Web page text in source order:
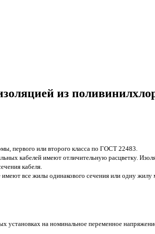
из
первого или второго класса по ГОСТ 22483.
кабелей имеют отличительную расцветку.
кабеля.
все жилы одинакового сечения или одну жилу
установках на номинальное переменное